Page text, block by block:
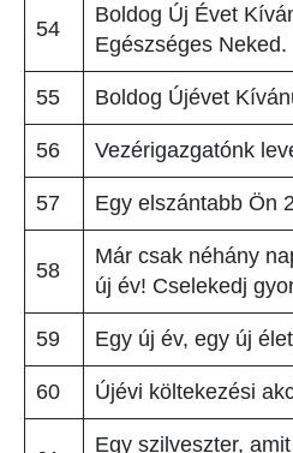
54
Boldog Új Évet
Egészséges Neked.
55 Boldog Újévet
56 Vezérigazgatónk
57 Egy elszántabb Ön
58
Már csak néhány
új év! Cselekedj
59 Egy új év, egy új
60 Újévi költekezési
Egy szilveszter,